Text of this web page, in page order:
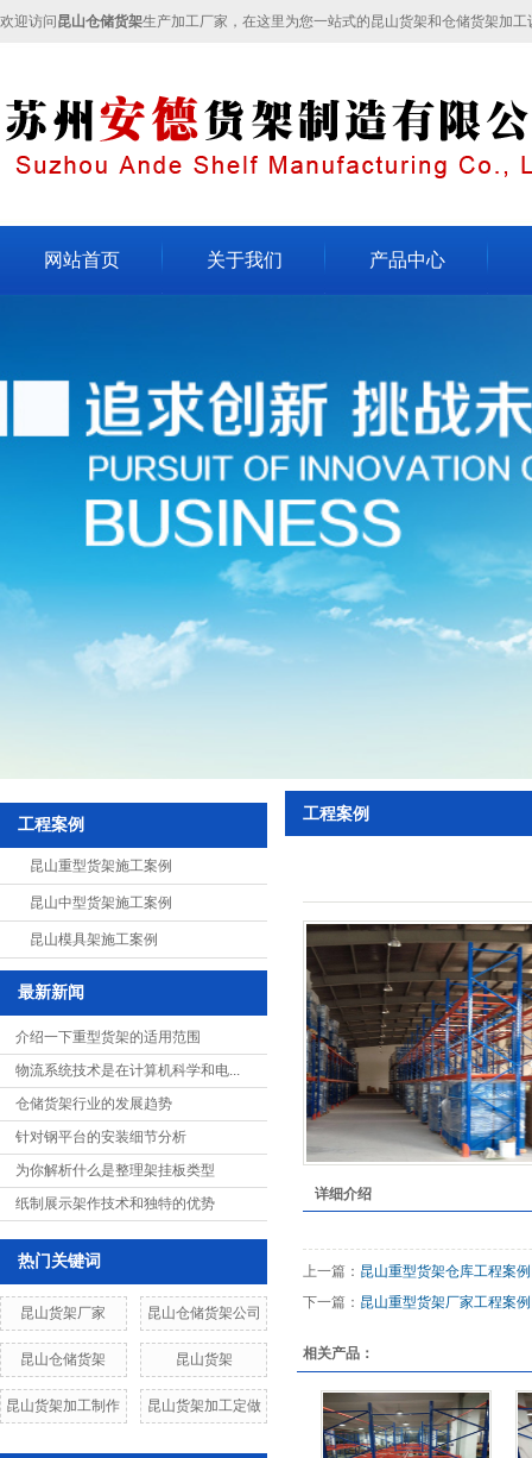
欢迎访问 昆山仓储货架生产加工厂家，在这里为您一站式的昆山货架和仓储货架加工
网站首页 关于我们
人才招聘
联系我们
产品中心
模具架
流水线
重型货架
悬臂式货架
展示架
中型货架
移动式货架
置物架
重力式货架
钢平台
隔离网片
流利式货架
文件柜
工具柜
铝型材制品
物料整理架
仓储笼
昆山
工程案例
昆山重型货架施工案例
昆山中型货架施工案例
昆山模具架施工案例
最新新闻
介绍一下重型货架的适用范围
物流系统技术是在计算机科学和电...
仓储货架行业的发展趋势
针对钢平台的安装细节分析
为你解析什么是整理架挂板类型
纸制展示架作技术和独特的优势
热门关键词
昆山货架厂家 昆山仓储货架公司
昆山仓储货架 昆山货架
昆山货架加工制作 昆山货架加工定做
工程案例
详细介绍
上一篇： 昆山重型货架仓库工程案例
下一篇： 昆山重型货架厂家工程案例
相关产品：